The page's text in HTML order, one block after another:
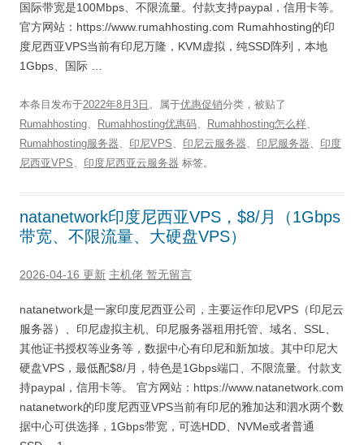
国际带宽是100Mbps、不限流量。付款支持paypal，信用卡等。
官方网站：https://www.rumahhosting.com Rumahhosting的印
度尼西亚VPS当前有印尼万隆，KVM虚拟，纯SSD阵列，本地
1Gbps、国际 …
本条目发布于2022年8月3日 。属于优惠促销分类，被贴了
Rumahhosting、 Rumahhosting优惠码、 Rumahhosting怎么样、
Rumahhosting服务器、 印尼VPS、 印尼云服务器、 印尼服务器、 印度
尼西亚VPS、 印度尼西亚云服务器 标签。
natanetwork印度尼西亚VPS，$8/月（1Gbps
带宽、不限流量、大硬盘VPS）
2026-04-16 更新 主机佬 暂无留言
natanetwork是一家印度尼西亚公司，主要运作印尼VPS（印尼云
服务器）、印尼虚拟主机、印尼服务器租用托管、域名、SSL、
其他证书授权等业务等，数据中心有印尼和新加坡。其中印尼大
硬盘VPS，最低配$8/月，特色是1Gbps端口、不限流量。付款支
持paypal，信用卡等。 官方网站：https://www.natanetwork.com
natanetwork的印度尼西亚VPS当前有印尼的雅加达和泗水两个数
据中心可供选择，1Gbps带宽，可选HDD、NVMe或者普通